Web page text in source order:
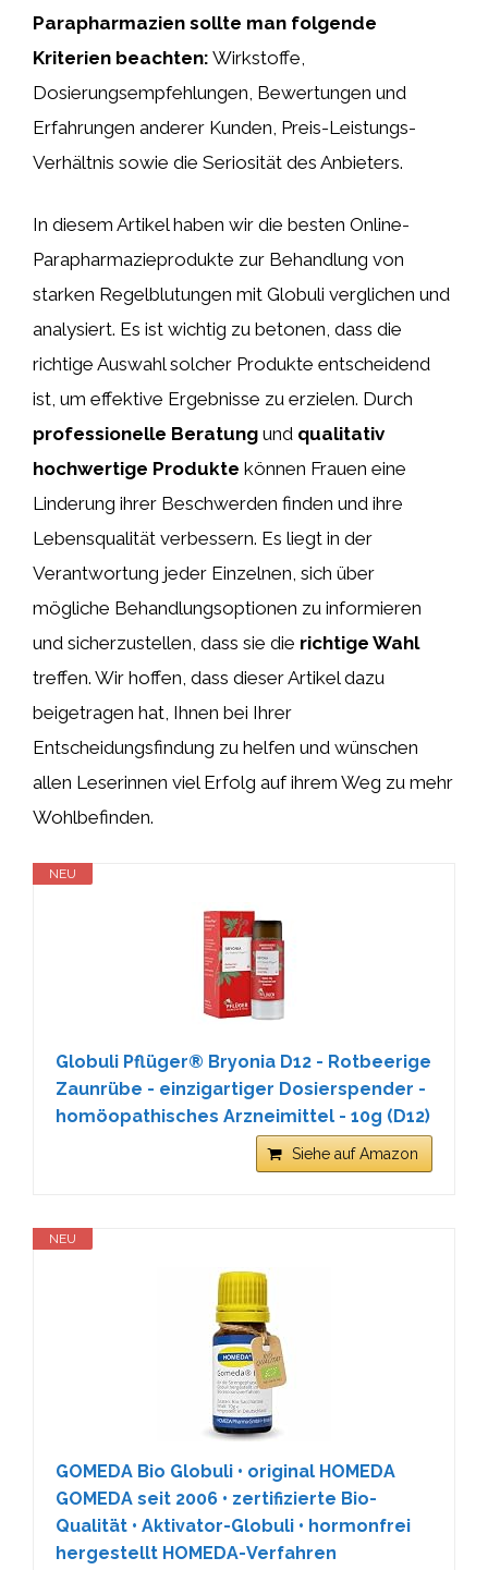
Parapharmazien sollte man folgende
Kriterien beachten: Wirkstoffe,
Dosierungsempfehlungen, Bewertungen und
Erfahrungen anderer Kunden, Preis-Leistungs-
Verhältnis sowie die Seriosität des Anbieters.
In diesem Artikel haben wir die besten Online-
Parapharmazieprodukte zur Behandlung von
starken Regelblutungen mit Globuli verglichen und
analysiert. Es ist wichtig zu betonen, dass die
richtige Auswahl solcher Produkte entscheidend
ist, um effektive Ergebnisse zu erzielen. Durch
professionelle Beratung und qualitativ
hochwertige Produkte können Frauen eine
Linderung ihrer Beschwerden finden und ihre
Lebensqualität verbessern. Es liegt in der
Verantwortung jeder Einzelnen, sich über
mögliche Behandlungsoptionen zu informieren
und sicherzustellen, dass sie die richtige Wahl
treffen. Wir hoffen, dass dieser Artikel dazu
beigetragen hat, Ihnen bei Ihrer
Entscheidungsfindung zu helfen und wünschen
allen Leserinnen viel Erfolg auf ihrem Weg zu mehr
Wohlbefinden.
NEU
Globuli Pflüger® Bryonia D12 - Rotbeerige
Zaunrübe - einzigartiger Dosierspender -
homöopathisches Arzneimittel - 10g (D12)
Siehe auf Amazon
NEU
GOMEDA Bio Globuli • original HOMEDA
GOMEDA seit 2006 • zertifizierte Bio-
Qualität • Aktivator-Globuli • hormonfrei
hergestellt HOMEDA-Verfahren